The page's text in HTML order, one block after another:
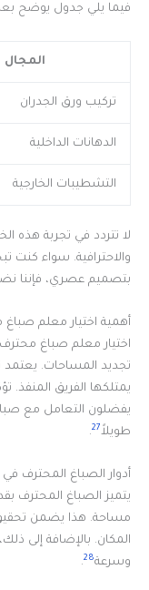
فيما يلي جدول يوضح بعض
المجال
تركيب ورق الجدران
الدهانات الداخلية
التشطيبات الخارجية
لا تتردد في تجربة هذه
والاحترافية. سواء كنت
بتصميم عصري، فإننا
أهمية اختيار معلم
اختيار معلم صباغ
تجديد المساحات. يعتمد
يفضلون التعامل مع
طويلاً27
.
أدوار الصباغ المحترف
يتميز الصباغ المحترف
مساحة. هذا يضمن تحقيق
المكان. بالإضافة إلى
وسرعة28
.